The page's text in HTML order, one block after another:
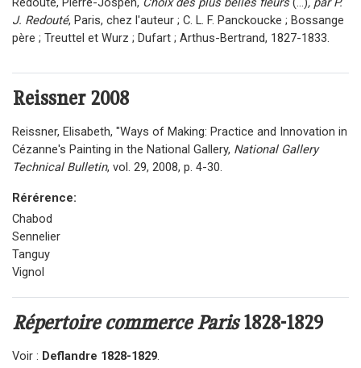
J. Redouté, Paris, chez l'auteur ; C. L. F. Panckoucke ; Bossange
père ; Treuttel et Wurz ; Dufart ; Arthus-Bertrand, 1827-1833.
Reissner2008
Reissner, Elisabeth, "Ways of Making: Practice and Innovation in
Cézanne's Painting in the National Gallery, National Gallery
Technical Bulletin, vol. 29, 2008, p. 4-30.
Rérérence:
Chabod
Sennelier
Tanguy
Vignol
Répertoire commerce Paris1828-1829
Voir : Deflandre 1828-1829